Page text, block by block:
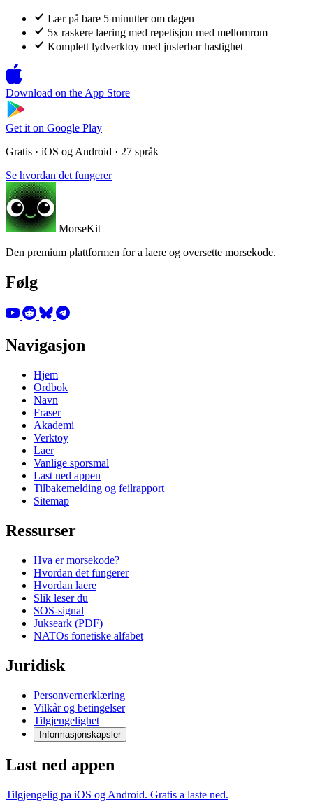
Lær på bare 5 minutter om dagen
5x raskere laering med repetisjon med mellomrom
Komplett lydverktoy med justerbar hastighet
Download on the App Store
Get it on Google Play
Gratis · iOS og Android · 27 språk
Se hvordan det fungerer
MorseKit
Den premium plattformen for a laere og oversette morsekode.
Følg
Navigasjon
Hjem
Ordbok
Navn
Fraser
Akademi
Verktoy
Laer
Vanlige sporsmal
Last ned appen
Tilbakemelding og feilrapport
Sitemap
Ressurser
Hva er morsekode?
Hvordan det fungerer
Hvordan laere
Slik leser du
SOS-signal
Jukseark (PDF)
NATOs fonetiske alfabet
Juridisk
Personvernerklæring
Vilkår og betingelser
Tilgjengelighet
Informasjonskapsler
Last ned appen
Tilgjengelig pa iOS og Android. Gratis a laste ned.